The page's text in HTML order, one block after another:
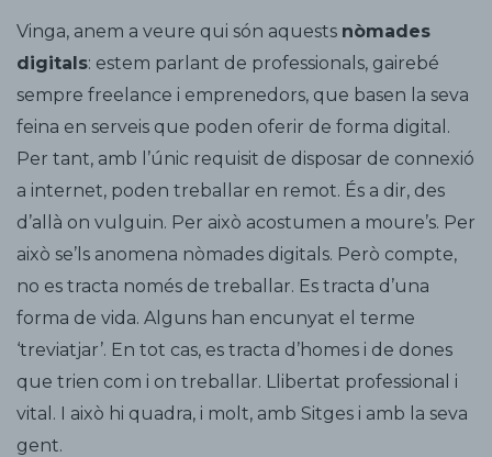
Vinga, anem a veure qui són aquests nòmades
digitals: estem parlant de professionals, gairebé
sempre freelance i emprenedors, que basen la seva
feina en serveis que poden oferir de forma digital.
Per tant, amb l’únic requisit de disposar de connexió
a internet, poden treballar en remot. És a dir, des
d’allà on vulguin. Per això acostumen a moure’s. Per
això se’ls anomena nòmades digitals. Però compte,
no es tracta només de treballar. Es tracta d’una
forma de vida. Alguns han encunyat el terme
‘treviatjar’. En tot cas, es tracta d’homes i de dones
que trien com i on treballar. Llibertat professional i
vital. I això hi quadra, i molt, amb Sitges i amb la seva
gent.